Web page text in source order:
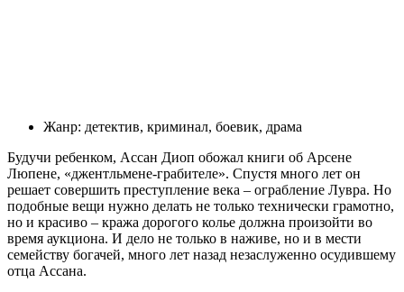
Жанр: детектив, криминал, боевик, драма
Будучи ребенком, Ассан Диоп обожал книги об Арсене
Люпене, «джентльмене-грабителе». Спустя много лет он
решает совершить преступление века – ограбление Лувра. Но
подобные вещи нужно делать не только технически грамотно,
но и красиво – кража дорогого колье должна произойти во
время аукциона. И дело не только в наживе, но и в мести
семейству богачей, много лет назад незаслуженно осудившему
отца Ассана.